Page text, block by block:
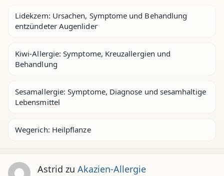
Lidekzem: Ursachen, Symptome und Behandlung
entzündeter Augenlider
Kiwi-Allergie: Symptome, Kreuzallergien und
Behandlung
Sesamallergie: Symptome, Diagnose und sesamhaltige
Lebensmittel
Wegerich: Heilpflanze
Astrid zu Akazien-Allergie